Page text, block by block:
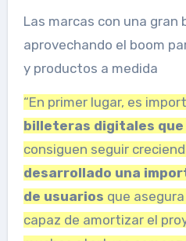
Las marcas con una gran
aprovechando el boom
y productos a medida
“En primer lugar, es
billeteras digitales que
consiguen seguir
desarrollado una
de usuarios que
capaz de amortizar el